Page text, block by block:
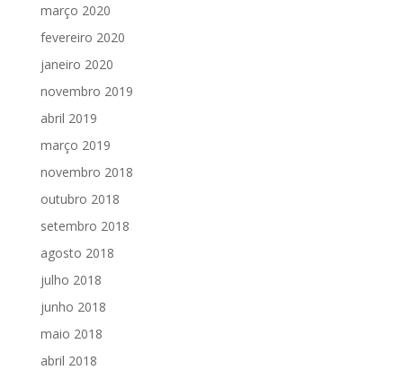
março 2020
fevereiro 2020
janeiro 2020
novembro 2019
abril 2019
março 2019
novembro 2018
outubro 2018
setembro 2018
agosto 2018
julho 2018
junho 2018
maio 2018
abril 2018